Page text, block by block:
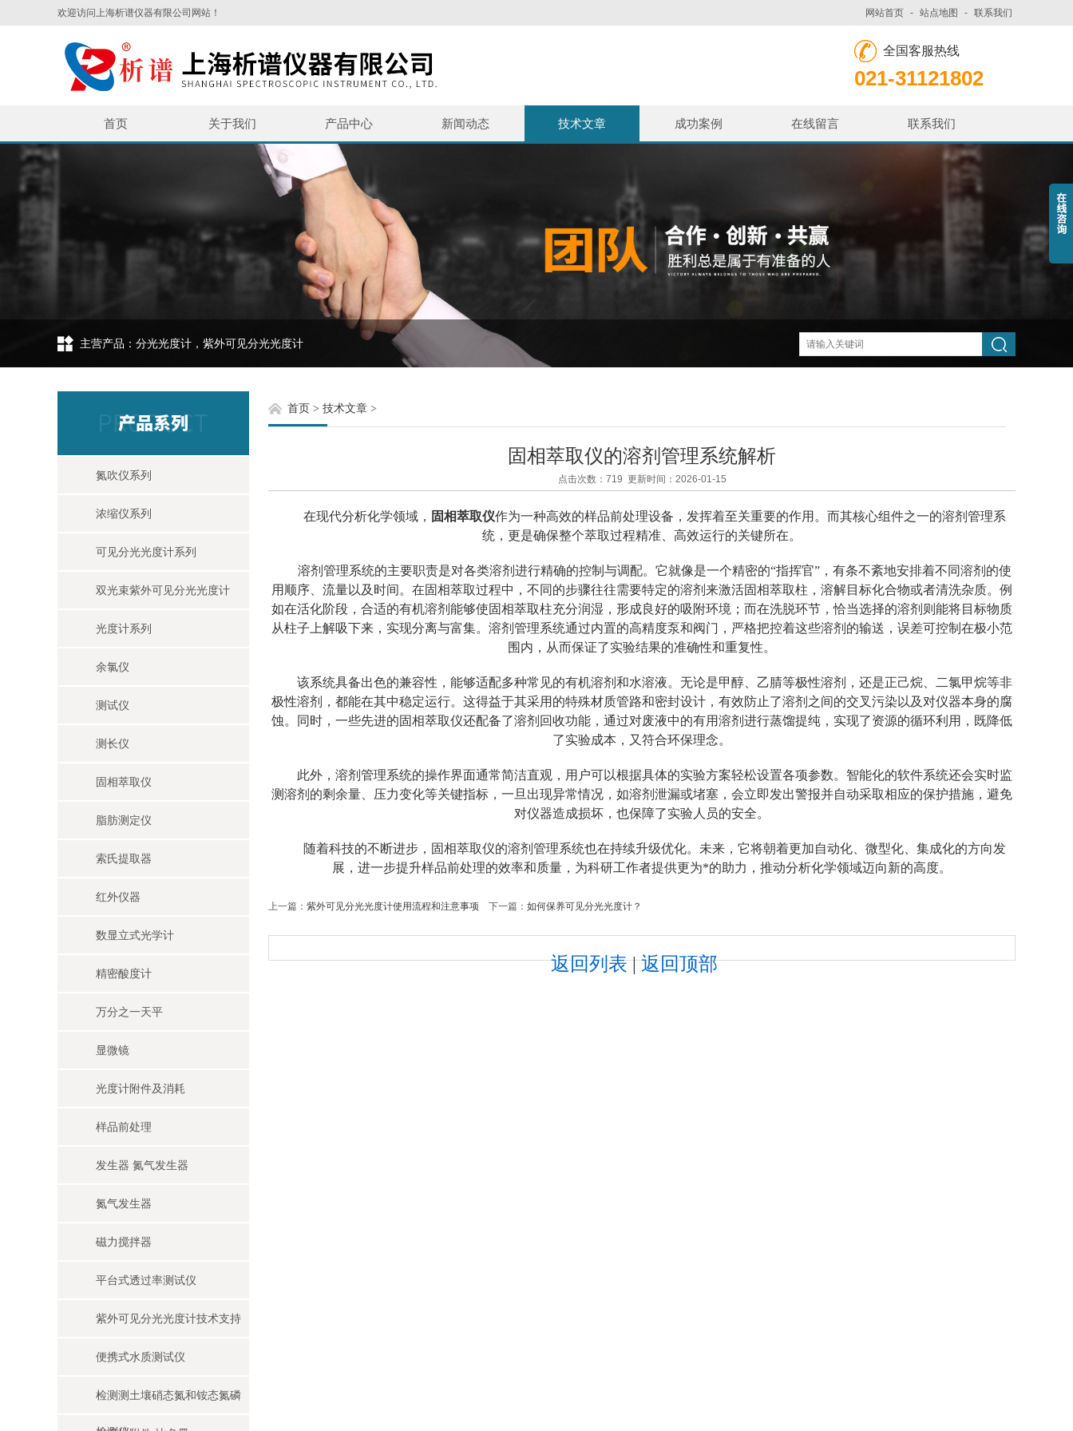
欢迎访问上海析谱仪器有限公司网站！ 网站首页 - 站点地图 - 联系我们
全国客服热线
021-31121802
首页 关于我们 产品中心 新闻动态 技术文章 成功案例 在线留言 联系我们
主营产品：分光光度计，紫外可见分光光度计
氮吹仪系列
浓缩仪系列
可见分光光度计系列
双光束紫外可见分光光度计
光度计系列
余氯仪
测试仪
测长仪
固相萃取仪
脂肪测定仪
索氏提取器
红外仪器
数显立式光学计
精密酸度计
万分之一天平
显微镜
光度计附件及消耗
样品前处理
发生器 氮气发生器
氮气发生器
磁力搅拌器
平台式透过率测试仪
紫外可见分光光度计技术支持
便携式水质测试仪
检测测土壤硝态氮和铵态氮磷
首页 > 技术文章 >
固相萃取仪的溶剂管理系统解析
点击次数：719 更新时间：2026-01-15
在现代分析化学领域， 固相萃取仪作为一种高效的样品前处理设备，发挥着至关重要的作用。而其核心组件之一的溶剂管理系
统，更是确保整个萃取过程精准、高效运行的关键所在。
溶剂管理系统的主要职责是对各类溶剂进行精确的控制与调配。它就像是一个精密的“指挥官”，有条不紊地安排着不同溶剂的使
用顺序、流量以及时间。在固相萃取过程中，不同的步骤往往需要特定的溶剂来激活固相萃取柱，溶解目标化合物或者清洗杂质。例
如在活化阶段，合适的有机溶剂能够使固相萃取柱充分润湿，形成良好的吸附环境；而在洗脱环节，恰当选择的溶剂则能将目标物质
从柱子上解吸下来，实现分离与富集。溶剂管理系统通过内置的高精度泵和阀门，严格把控着这些溶剂的输送，误差可控制在极小范
围内，从而保证了实验结果的准确性和重复性。
该系统具备出色的兼容性，能够适配多种常见的有机溶剂和水溶液。无论是甲醇、乙腈等极性溶剂，还是正己烷、二氯甲烷等非
极性溶剂，都能在其中稳定运行。这得益于其采用的特殊材质管路和密封设计，有效防止了溶剂之间的交叉污染以及对仪器本身的腐
蚀。同时，一些先进的固相萃取仪还配备了溶剂回收功能，通过对废液中的有用溶剂进行蒸馏提纯，实现了资源的循环利用，既降低
了实验成本，又符合环保理念。
此外，溶剂管理系统的操作界面通常简洁直观，用户可以根据具体的实验方案轻松设置各项参数。智能化的软件系统还会实时监
测溶剂的剩余量、压力变化等关键指标，一旦出现异常情况，如溶剂泄漏或堵塞，会立即发出警报并自动采取相应的保护措施，避免
对仪器造成损坏，也保障了实验人员的安全。
随着科技的不断进步，固相萃取仪的溶剂管理系统也在持续升级优化。未来，它将朝着更加自动化、微型化、集成化的方向发
展，进一步提升样品前处理的效率和质量，为科研工作者提供更为*的助力，推动分析化学领域迈向新的高度。
上一篇： 紫外可见分光光度计使用流程和注意事项 下一篇： 如何保养可见分光光度计？
返回列表|返回顶部